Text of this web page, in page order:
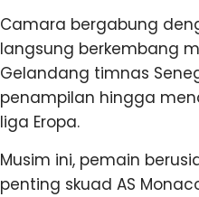
Camara bergabung
langsung berkembang
Gelandang timnas
penampilan hingga
liga Eropa.
Musim ini, pemain
penting skuad AS